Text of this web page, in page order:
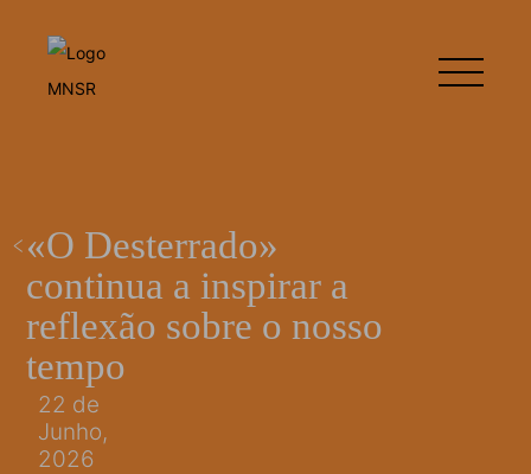
«O Desterrado»
continua a inspirar a
reflexão sobre o nosso
tempo
22 de
Junho,
2026